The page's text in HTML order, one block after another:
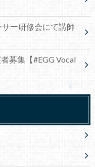
ー研修会にて講師
募集【#EGG Vocal